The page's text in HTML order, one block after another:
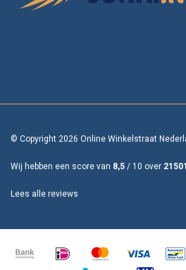
© Copyright 2026 Online Winkelstraat
Wij hebben een score van 8,5 / 10 over 21501
Lees alle reviews